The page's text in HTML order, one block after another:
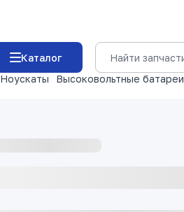
Каталог
Ноускаты Высоковольтные батареи